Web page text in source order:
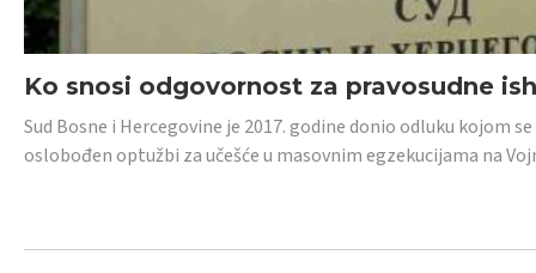
Ko snosi odgovornost za pravosudne
Sud Bosne i Hercegovine je 2017. godine donio odluku kojom
oslobođen optužbi za učešće u masovnim egzekucijama na